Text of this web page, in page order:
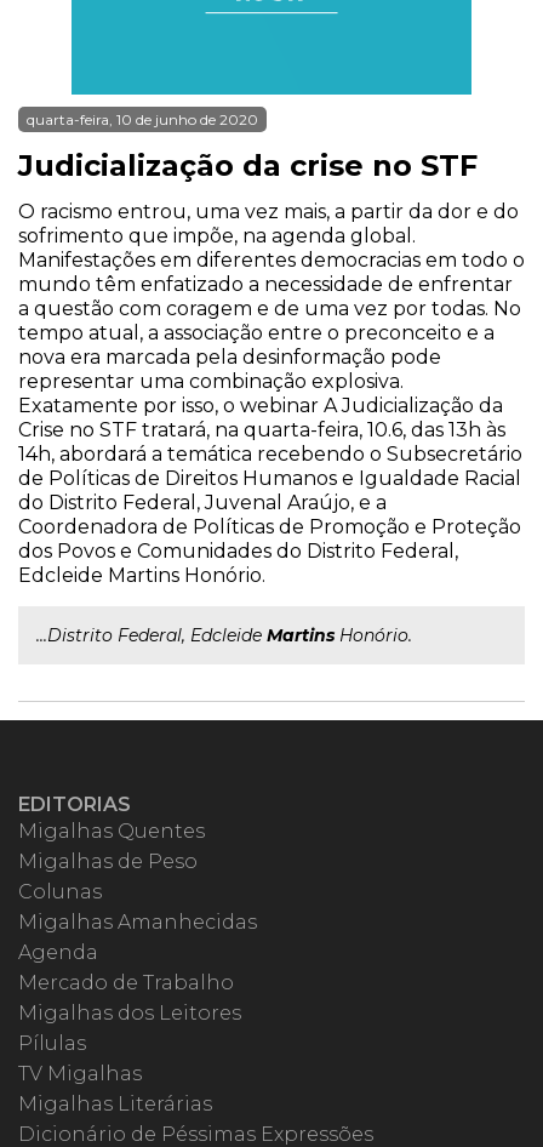
quarta-feira, 10 de junho de 2020
Judicialização da crise no STF
O racismo entrou, uma vez mais, a partir da dor e do
sofrimento que impõe, na agenda global.
Manifestações em diferentes democracias em todo o
mundo têm enfatizado a necessidade de enfrentar
a questão com coragem e de uma vez por todas. No
tempo atual, a associação entre o preconceito e a
nova era marcada pela desinformação pode
representar uma combinação explosiva.
Exatamente por isso, o webinar A Judicialização da
Crise no STF tratará, na quarta-feira, 10.6, das 13h às
14h, abordará a temática recebendo o Subsecretário
de Políticas de Direitos Humanos e Igualdade Racial
do Distrito Federal, Juvenal Araújo, e a
Coordenadora de Políticas de Promoção e Proteção
dos Povos e Comunidades do Distrito Federal,
Edcleide Martins Honório.
...Distrito Federal, Edcleide Martins Honório.
EDITORIAS
Migalhas Quentes
Migalhas de Peso
Colunas
Migalhas Amanhecidas
Agenda
Mercado de Trabalho
Migalhas dos Leitores
Pílulas
TV Migalhas
Migalhas Literárias
Dicionário de Péssimas Expressões